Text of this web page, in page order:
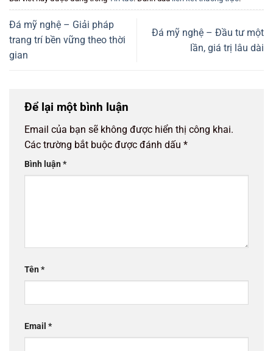
Đá mỹ nghệ – Giải pháp
trang trí bền vững theo thời
gian
Đá mỹ nghệ – Đầu tư một
lần, giá trị lâu dài
Để lại một bình luận
Email của bạn sẽ không được hiển thị công khai.
Các trường bắt buộc được đánh dấu *
Bình luận*
Tên*
Email *